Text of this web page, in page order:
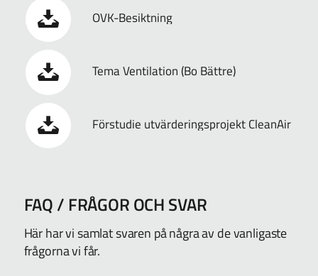
OVK-Besiktning
Tema Ventilation (Bo Bättre)
Förstudie utvärderingsprojekt CleanAir
FAQ / FRÅGOR OCH SVAR
Här har vi samlat svaren på några av de vanligaste
frågorna vi får.